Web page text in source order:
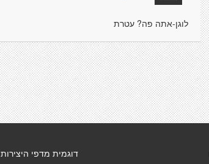
לוגן-אתה פה? עטרת
דוגמית מדפי היצירות